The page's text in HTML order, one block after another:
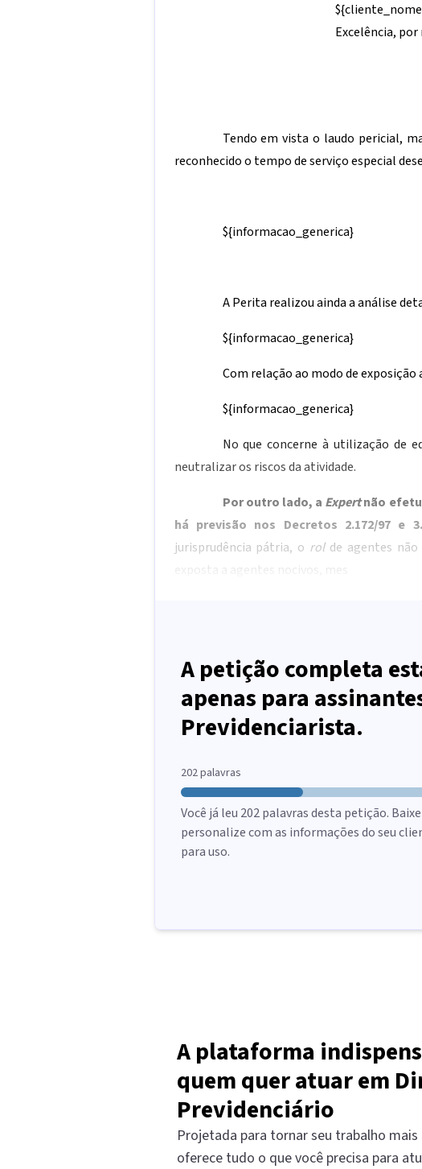
Excelência, por
Tendo em vista o laudo pericial,
reconhecido o tempo de serviço especial
${informacao_generica}
A Perita realizou ainda a análise
${informacao_generica}
Com relação ao modo de exposição
${informacao_generica}
No que concerne à utilização de
neutralizar os riscos da atividade.
Por outro lado, a Expertnão
há previsão nos Decretos 2.172/97 e
jurisprudência pátria, o rol de agentes
exposta a agentes nocivos, mes
A petição completa
apenas para
Previdenciarista.
202palavras
Você já leu 202palavras desta petição.
personalize com as informações do seu
para uso.
A plataforma
quem quer atuar em
Previdenciário
Projetada para tornar seu trabalho mais
oferece tudo o que você precisa para